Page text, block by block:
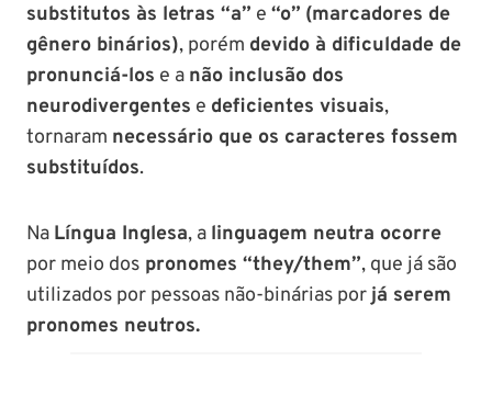
substitutos às letras “a” e “o” (marcadores de
gênero binários), porém devido à dificuldade de
pronunciá-los e a não inclusão dos
neurodivergentes e deficientes visuais,
tornaram necessário que os caracteres fossem
substituídos.
Na Língua Inglesa, a linguagem neutra ocorre
por meio dos pronomes “they/them”, que já são
utilizados por pessoas não-binárias porjá serem
pronomes neutros.